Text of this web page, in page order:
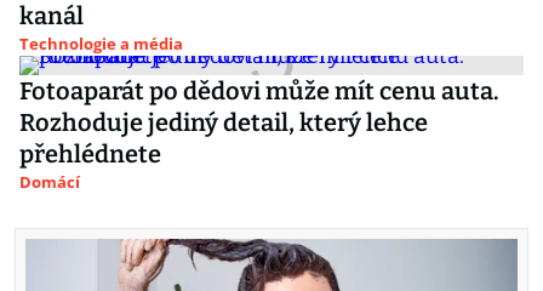
kanál
Technologie a média
Fotoaparát po dědovi může mít cenu auta.
Rozhoduje jediný detail, který lehce
přehlédnete
Domácí